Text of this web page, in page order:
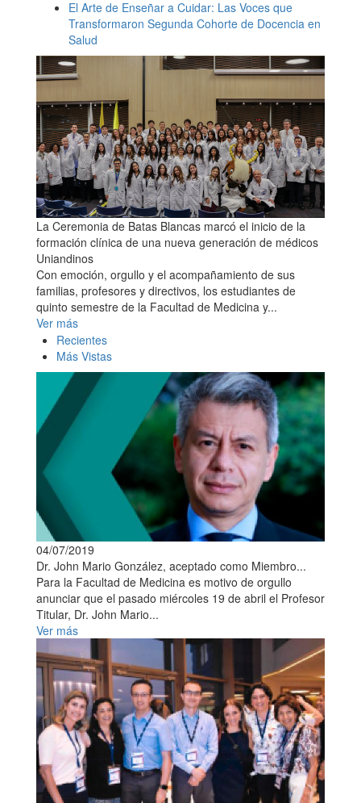
El Arte de Enseñar a Cuidar: Las Voces que
Transformaron Segunda Cohorte de Docencia en
Salud
La Ceremonia de Batas Blancas marcó el inicio de la
formación clínica de una nueva generación de médicos
Uniandinos
Con emoción, orgullo y el acompañamiento de sus
familias, profesores y directivos, los estudiantes de
quinto semestre de la Facultad de Medicina y...
Ver más
Recientes
Más Vistas
04/07/2019
Dr. John Mario González, aceptado como Miembro...
Para la Facultad de Medicina es motivo de orgullo
anunciar que el pasado miércoles 19 de abril el Profesor
Titular, Dr. John Mario...
Ver más